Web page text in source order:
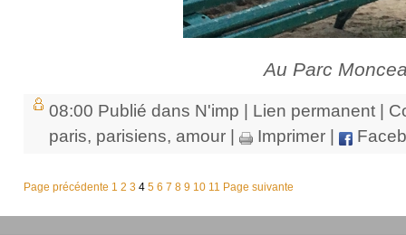
Au Parc
08:00 Publié dans N'imp | Lien permanent |
paris, parisiens, amour | Imprimer |
Page précédente 1 2 3 4 5 6 7 8 9 10 11 Page suivante